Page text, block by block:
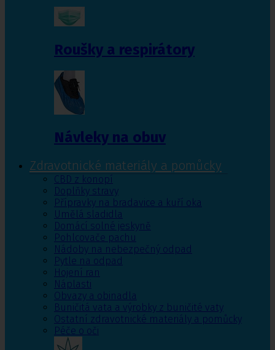
Roušky a respirátory
Návleky na obuv
Zdravotnické materiály a pomůcky
CBD z konopí
Doplňky stravy
Přípravky na bradavice a kuří oka
Umělá sladidla
Domácí solné jeskyně
Pohlcovače pachu
Nádoby na nebezpečný odpad
Pytle na odpad
Hojení ran
Náplasti
Obvazy a obinadla
Buničitá vata a výrobky z buničité vaty
Ostatní zdravotnické materiály a pomůcky
Péče o oči